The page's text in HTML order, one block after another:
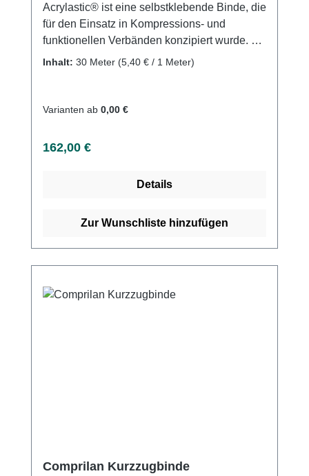
Acrylastic® ist eine selbstklebende Binde, die
für den Einsatz in Kompressions- und
funktionellen Verbänden konzipiert wurde. Mit
einem rutschfesten Sitz und einer
Gewebe und eine Dehnbarkeit von bis zu
gedrehte Fäden für starke Kompression und
Unterstützung.Acrylastic® ist sterilisierbar,
kann auch auf empfindlicher Haut mehrere
Herstellers Kaufen Sie jetzt Acrylastic online
Inhalt: 30 Meter (5,40 € / 1 Meter)
Varianten ab 0,00 €
Regulärer Preis:
162,00 €
Details
Zur Wunschliste hinzufügen
Comprilan Kurzzugbinde